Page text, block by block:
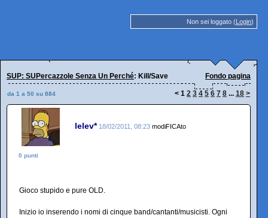
Non sei loggato (Login)
SUP: SUPercazzole Senza Un Perché: Kill/Save Fondo pagina
da 1 a 50 su 884 < 1 2 3 4 5 6 7 8 ... 18 >
lelev* 18/02/2011, 08:23 modiFICAto
0 punti
Gioco stupido e pure OLD.
Inizio io inserendo i nomi di cinque band/cantanti/musicisti. Ogni